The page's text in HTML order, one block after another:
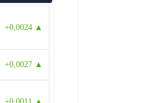
+0,0024 ▲
+0,0027 ▲